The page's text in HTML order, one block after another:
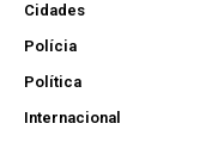
Cidades
Polícia
Política
Internacional